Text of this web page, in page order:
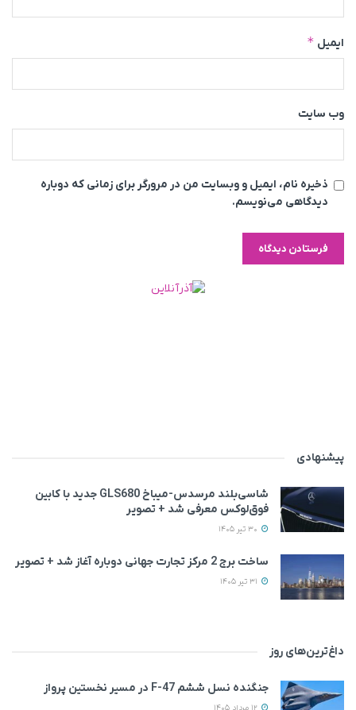
ایمیل *
وب‌ سایت
ذخیره نام، ایمیل و وبسایت من در مرورگر برای زمانی که دوباره
دیدگاهی می‌نویسم.
پیشنهادی
شاسی‌بلند مرسدس‌-میباخ GLS680 جدید با کابین
فوق‌لوکس معرفی شد + تصویر
ساخت برج 2 مرکز تجارت جهانی دوباره آغاز شد + تصویر
داغ‌ترین‌های روز
جنگنده نسل ششم F-47 در مسیر نخستین پرواز